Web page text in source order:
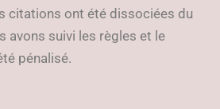
citations ont été dissociées du
avons suivi les règles et le
pénalisé.